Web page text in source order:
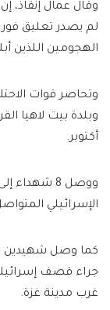
وقال عمال
لم يصدر تعليق
الهجومين
وتحاصر قوات
وبلدة بيت لاهيا
أكتوبر.
ووصل 8
الإسرائيلي
كما وصل شهيدين
جراء قصف
غرب مدينة غزة.